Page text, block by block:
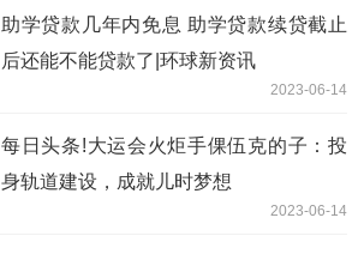
助学贷款几年内免息 助学贷款续贷截止
后还能不能贷款了|环球新资讯
2023-06-14
每日头条!大运会火炬手倮伍克的子：投
身轨道建设，成就儿时梦想
2023-06-14